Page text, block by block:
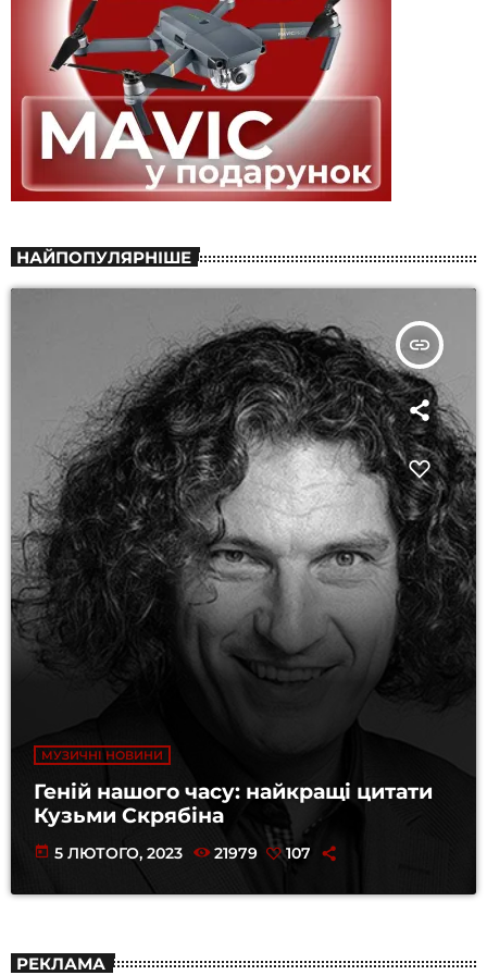
НАЙПОПУЛЯРНІШЕ
insert_link
МУЗИЧНІ НОВИНИ
Геній нашого часу: найкращі цитати
Кузьми Скрябіна
today 5 ЛЮТОГО, 2023 21979 107
РЕКЛАМА